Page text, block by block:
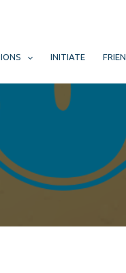
INITIATE